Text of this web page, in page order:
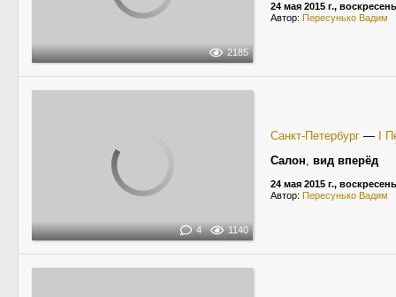
2185
24 мая 2015 г.,
Автор: Пересунько Вадим
4 1140
Санкт-Петербург —
I
Салон, вид вперёд
24 мая 2015 г.,
Автор: Пересунько Вадим